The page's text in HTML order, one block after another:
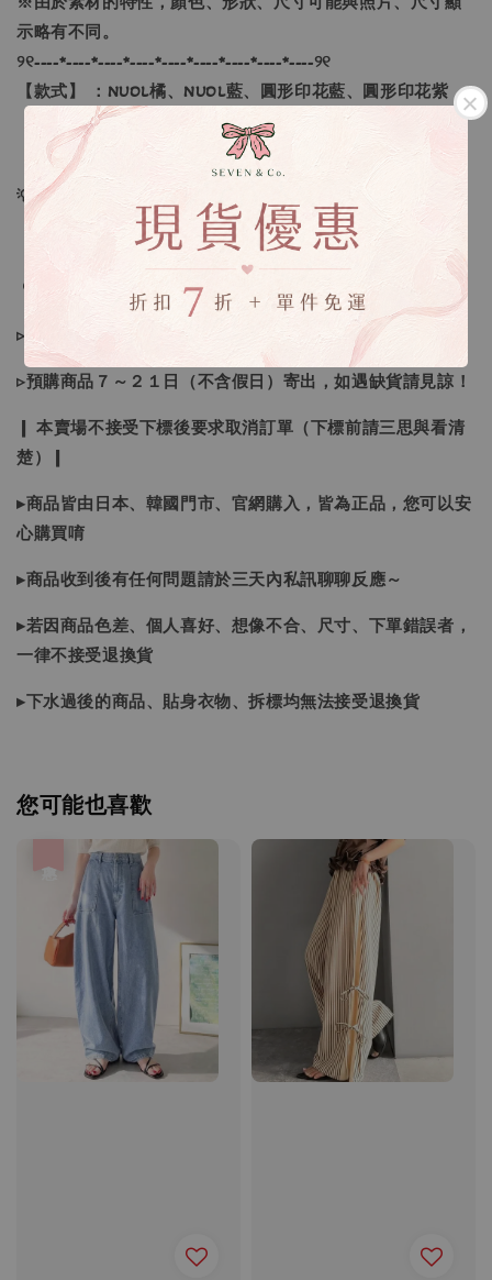
示略有不同。
୨୧----*----*----*----*----*----*----*----*----୨୧
【款式】 ：NUOL橘、NUOL藍、圓形印花藍、圓形印花紫
【尺寸】 ：S、M、L、XL
💡訂單依照下單順序為主唷！
🔍IG搜尋：Sevenjewelry.co
▹現貨商品１～３日內寄出
▹預購商品７～２１日（不含假日）寄出，如遇缺貨請見諒！
❙ 本賣場不接受下標後要求取消訂單（下標前請三思與看清
楚）❙
▸商品皆由日本、韓國門市、官網購入，皆為正品，您可以安
心購買唷
▸商品收到後有任何問題請於三天內私訊聊聊反應～
▸若因商品色差、個人喜好、想像不合、尺寸、下單錯誤者，
一律不接受退換貨
▸下水過後的商品、貼身衣物、拆標均無法接受退換貨
您可能也喜歡